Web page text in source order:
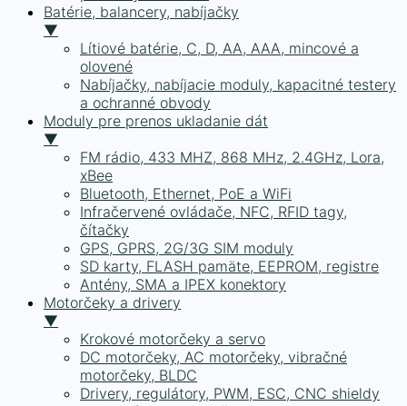
Batérie, balancery, nabíjačky
▼
Lítiové batérie, C, D, AA, AAA, mincové a
olovené
Nabíjačky, nabíjacie moduly, kapacitné testery
a ochranné obvody
Moduly pre prenos ukladanie dát
▼
FM rádio, 433 MHZ, 868 MHz, 2.4GHz, Lora,
xBee
Bluetooth, Ethernet, PoE a WiFi
Infračervené ovládače, NFC, RFID tagy,
čítačky
GPS, GPRS, 2G/3G SIM moduly
SD karty, FLASH pamäte, EEPROM, registre
Antény, SMA a IPEX konektory
Motorčeky a drivery
▼
Krokové motorčeky a servo
DC motorčeky, AC motorčeky, vibračné
motorčeky, BLDC
Drivery, regulátory, PWM, ESC, CNC shieldy